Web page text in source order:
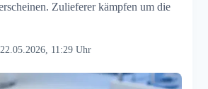
Zulieferer kämpfen um die
22.05.2026, 11:29 Uhr